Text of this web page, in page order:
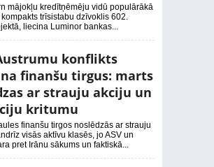
mājokļu kredītņēmēju vidū populārākā
trīsistabu dzīvoklis 602.
liecina Luminor bankas...
konflikts
finanšu tirgus: marts
ar strauju akciju un
kritumu
finanšu tirgos noslēdzās ar strauju
visās aktīvu klasēs, jo ASV un
pret Irānu sākums un faktiskā...